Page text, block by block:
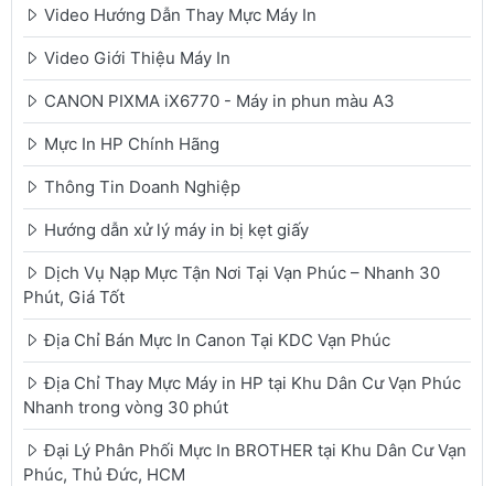
Video Hướng Dẫn Thay Mực Máy In
Video Giới Thiệu Máy In
CANON PIXMA iX6770 - Máy in phun màu A3
Mực In HP Chính Hãng
Thông Tin Doanh Nghiệp
Hướng dẫn xử lý máy in bị kẹt giấy
Dịch Vụ Nạp Mực Tận Nơi Tại Vạn Phúc – Nhanh 30
Phút, Giá Tốt
Địa Chỉ Bán Mực In Canon Tại KDC Vạn Phúc
Địa Chỉ Thay Mực Máy in HP tại Khu Dân Cư Vạn Phúc
Nhanh trong vòng 30 phút
Đại Lý Phân Phối Mực In BROTHER tại Khu Dân Cư Vạn
Phúc, Thủ Đức, HCM